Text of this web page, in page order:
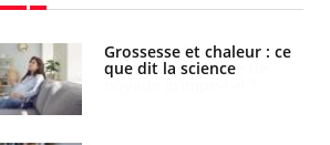
Grossesse et chaleur : ce
que dit la science